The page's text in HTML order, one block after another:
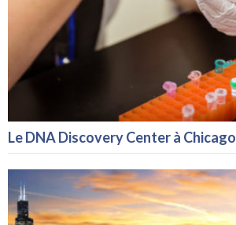
Le DNA Discovery Center à Chicago